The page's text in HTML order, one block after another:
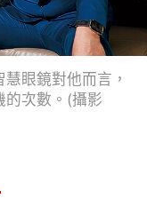
眼鏡對他而言，
的次數。(攝影